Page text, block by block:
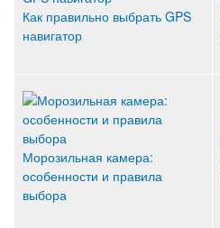
Как правильно выбрать GPS
навигатор
Морозильная камера:
особенности и правила
выбора